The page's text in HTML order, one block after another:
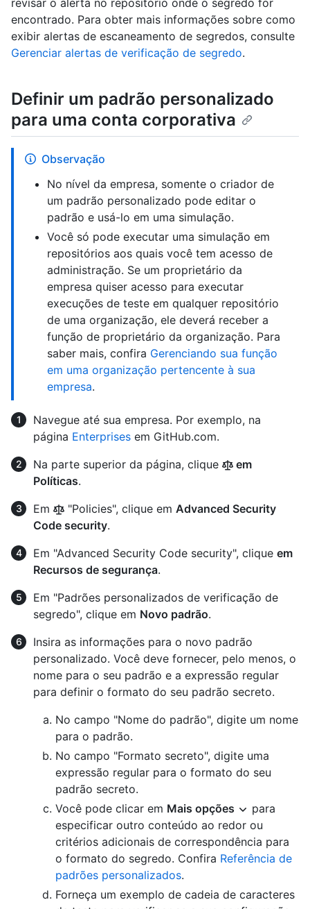
revisar o alerta no repositório onde o segredo for
encontrado. Para obter mais informações sobre como
exibir alertas de escaneamento de segredos, consulte
Gerenciar alertas de verificação de segredo.
Definir um padrão personalizado
para uma conta corporativa
Observação
No nível da empresa, somente o criador de
um padrão personalizado pode editar o
padrão e usá-lo em uma simulação.
Você só pode executar uma simulação em
repositórios aos quais você tem acesso de
administração. Se um proprietário da
empresa quiser acesso para executar
execuções de teste em qualquer repositório
de uma organização, ele deverá receber a
função de proprietário da organização. Para
saber mais, confira Gerenciando sua função
em uma organização pertencente à sua
empresa.
Navegue até sua empresa. Por exemplo, na
página Enterprises em GitHub.com.
Na parte superior da página, clique
em
Políticas.
Em
"Policies", clique em Advanced Security
Code security.
Em "Advanced Security Code security", clique em
Recursos de segurança.
Em "Padrões personalizados de verificação de
segredo", clique em Novo padrão.
Insira as informações para o novo padrão
personalizado. Você deve fornecer, pelo menos, o
nome para o seu padrão e a expressão regular
para definir o formato do seu padrão secreto.
No campo "Nome do padrão", digite um nome
para o padrão.
No campo "Formato secreto", digite uma
expressão regular para o formato do seu
padrão secreto.
Você pode clicar em Mais opções
para
especificar outro conteúdo ao redor ou
critérios adicionais de correspondência para
o formato do segredo. Confira Referência de
padrões personalizados.
Forneça um exemplo de cadeia de caracteres